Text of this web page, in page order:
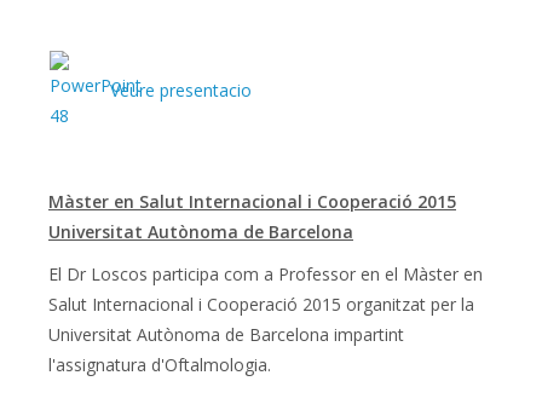
Veure presentacio
Màster en Salut Internacional i Cooperació 2015
Universitat Autònoma de Barcelona
El Dr Loscos participa com a Professor en el Màster en
Salut Internacional i Cooperació 2015 organitzat per la
Universitat Autònoma de Barcelona impartint
l'assignatura d'Oftalmologia.